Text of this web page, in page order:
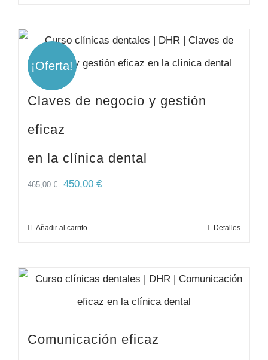
¡Oferta!
Claves de negocio y gestión
eficaz
en la clínica dental
465,00€ 450,00 €
Añadir al carrito Detalles
Comunicación eficaz